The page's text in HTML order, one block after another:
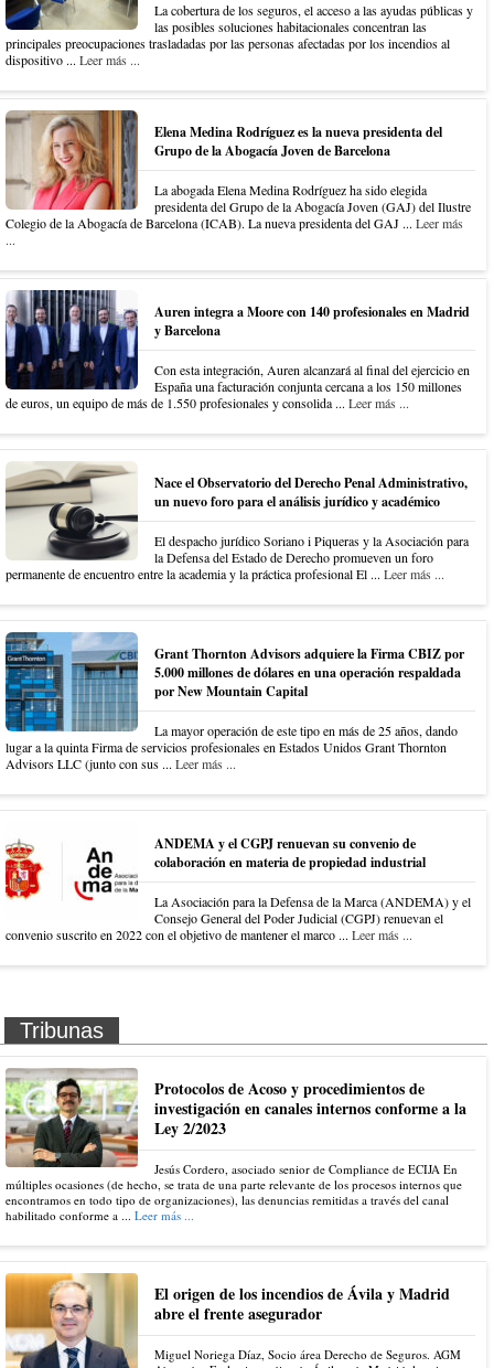
La cobertura de los seguros, el acceso a las ayudas públicas y
las posibles soluciones habitacionales concentran las
principales preocupaciones trasladadas por las personas afectadas por los incendios al
dispositivo ... Leer más ...
Elena Medina Rodríguez es la nueva presidenta del
Grupo de la Abogacía Joven de Barcelona
La abogada Elena Medina Rodríguez ha sido elegida
presidenta del Grupo de la Abogacía Joven (GAJ) del Ilustre
Colegio de la Abogacía de Barcelona (ICAB). La nueva presidenta del GAJ ... Leer más
...
Auren integra a Moore con 140 profesionales en Madrid
y Barcelona
Con esta integración, Auren alcanzará al final del ejercicio en
España una facturación conjunta cercana a los 150 millones
de euros, un equipo de más de 1.550 profesionales y consolida ... Leer más ...
Nace el Observatorio del Derecho Penal Administrativo,
un nuevo foro para el análisis jurídico y académico
El despacho jurídico Soriano i Piqueras y la Asociación para
la Defensa del Estado de Derecho promueven un foro
permanente de encuentro entre la academia y la práctica profesional El ... Leer más ...
Grant Thornton Advisors adquiere la Firma CBIZ por
5.000 millones de dólares en una operación respaldada
por New Mountain Capital
La mayor operación de este tipo en más de 25 años, dando
lugar a la quinta Firma de servicios profesionales en Estados Unidos Grant Thornton
Advisors LLC (junto con sus ... Leer más ...
ANDEMA y el CGPJ renuevan su convenio de
colaboración en materia de propiedad industrial
La Asociación para la Defensa de la Marca (ANDEMA) y el
Consejo General del Poder Judicial (CGPJ) renuevan el
convenio suscrito en 2022 con el objetivo de mantener el marco ... Leer más ...
Tribunas
Protocolos de Acoso y procedimientos de
investigación en canales internos conforme a la
Ley 2/2023
Jesús Cordero, asociado senior de Compliance de ECIJA En
múltiples ocasiones (de hecho, se trata de una parte relevante de los procesos internos que
encontramos en todo tipo de organizaciones), las denuncias remitidas a través del canal
habilitado conforme a ... Leer más ...
El origen de los incendios de Ávila y Madrid
abre el frente asegurador
Miguel Noriega Díaz, Socio área Derecho de Seguros. AGM